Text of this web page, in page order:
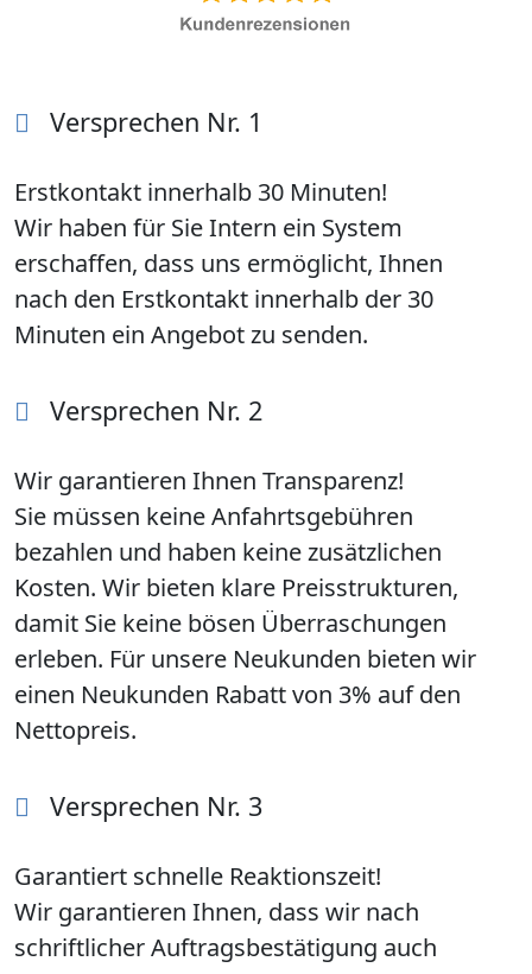
Versprechen Nr. 1
Erstkontakt innerhalb 30 Minuten!
Wir haben für Sie Intern ein System
erschaffen, dass uns ermöglicht, Ihnen
nach den Erstkontakt innerhalb der 30
Minuten ein Angebot zu senden.
Versprechen Nr. 2
Wir garantieren Ihnen Transparenz!
Sie müssen keine Anfahrtsgebühren
bezahlen und haben keine zusätzlichen
Kosten. Wir bieten klare Preisstrukturen,
damit Sie keine bösen Überraschungen
erleben. Für unsere Neukunden bieten wir
einen Neukunden Rabatt von 3% auf den
Nettopreis.
Versprechen Nr. 3
Garantiert schnelle Reaktionszeit!
Wir garantieren Ihnen, dass wir nach
schriftlicher Auftragsbestätigung auch